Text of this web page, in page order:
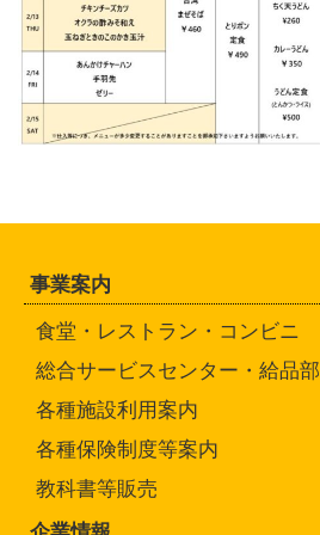
事業案内
食堂・レストラン・コンビニ
総合サービスセンター・給品部
各種施設利用案内
各種保険制度等案内
教科書等販売